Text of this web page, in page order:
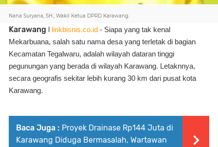
Nana Suryana, SH., Wakil Ketua DPRD Karawang.
Karawang l linkbisnis.co.id - Siapa yang tak kenal
Mekarbuana, salah satu nama desa yang terletak di bagian
Kecamatan Tegalwaru, adalah wilayah dataran tinggi
pegunungan yang berada di wilayah Karawang. Letaknnya,
secara geografis sekitar lebih kurang 30 km dari pusat kota
Karawang.
Baca Juga : Proyek Drainase Rp144 Juta di
Karawang Diduga Bermasalah, Wartawan